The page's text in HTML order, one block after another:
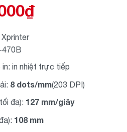
₫
470B
in: in nhiệt trực tiếp
8 dots/mm(203 DPI)
đa): 127 mm/giây
108 mm